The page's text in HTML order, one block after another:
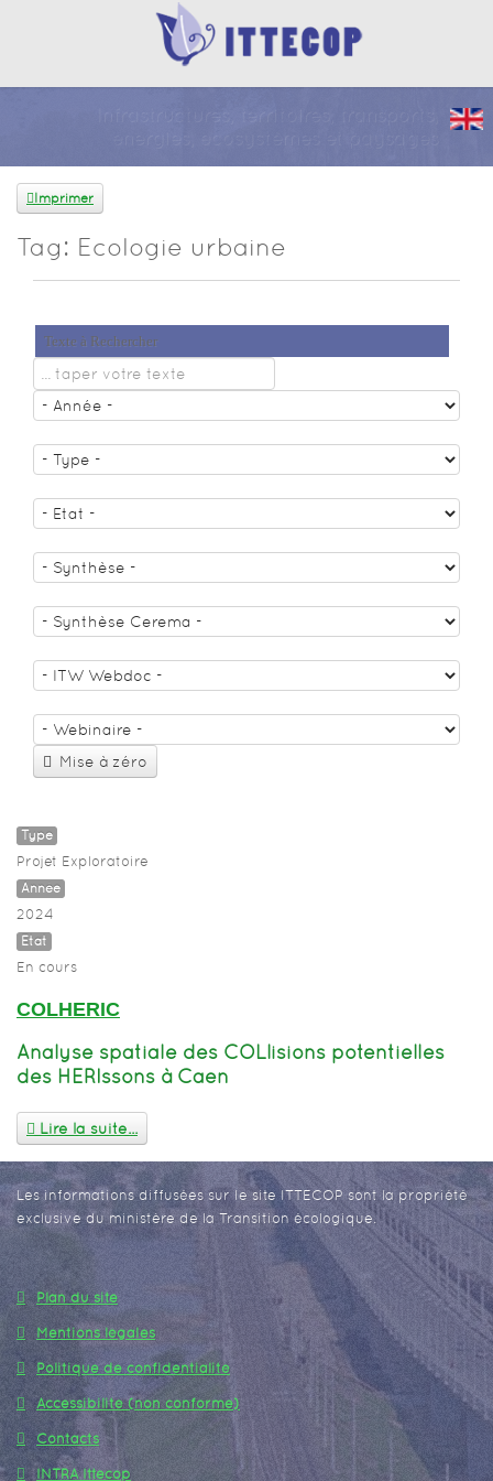
Imprimer
Tag: Ecologie urbaine
Texte à Rechercher
Mise à zéro
Type
Projet Exploratoire
Année
2024
Etat
En cours
COLHERIC
Analyse spatiale des COLlisions potentielles
des HERIssons à Caen
Lire la suite...
Les informations diffusées sur le site ITTECOP sont la propriété
exclusive du ministère de la Transition écologique.
Plan du site
Mentions légales
Politique de confidentialité
Accessibilité (non conforme)
Contacts
INTRA Ittecop